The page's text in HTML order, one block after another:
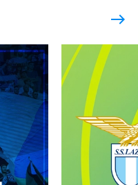
east